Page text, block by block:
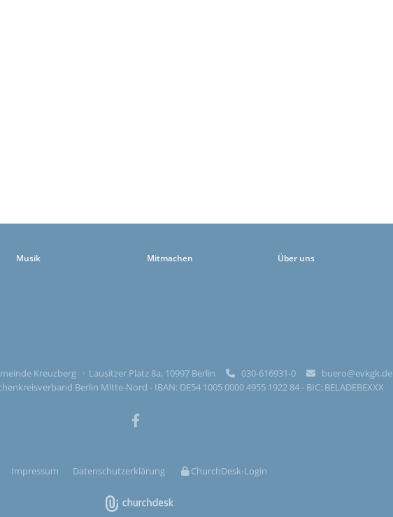
Musik Mitmachen Über uns
Kreuzberg · Lausitzer Platz 8a, 10997 Berlin 030-616931-0 buero@evkgk.de
Berlin Mitte-Nord - IBAN: DE54 1005 0000 4955 1922 84 - BIC: BELADEBEXXX
Impressum Datenschutzerklärung ChurchDesk-Login